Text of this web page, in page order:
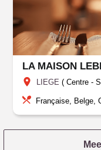
LA MAISON
LIEGE (Centre -
Française, Belge,